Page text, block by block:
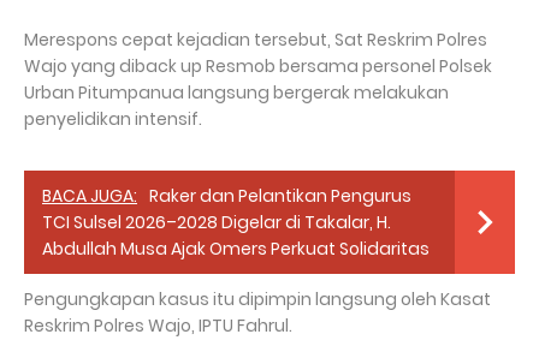
Merespons cepat kejadian tersebut, Sat Reskrim Polres
Wajo yang diback up Resmob bersama personel Polsek
Urban Pitumpanua langsung bergerak melakukan
penyelidikan intensif.
BACA JUGA: Raker dan Pelantikan Pengurus
TCI Sulsel 2026–2028 Digelar di Takalar, H.
Abdullah Musa Ajak Omers Perkuat Solidaritas
Pengungkapan kasus itu dipimpin langsung oleh Kasat
Reskrim Polres Wajo, IPTU Fahrul.